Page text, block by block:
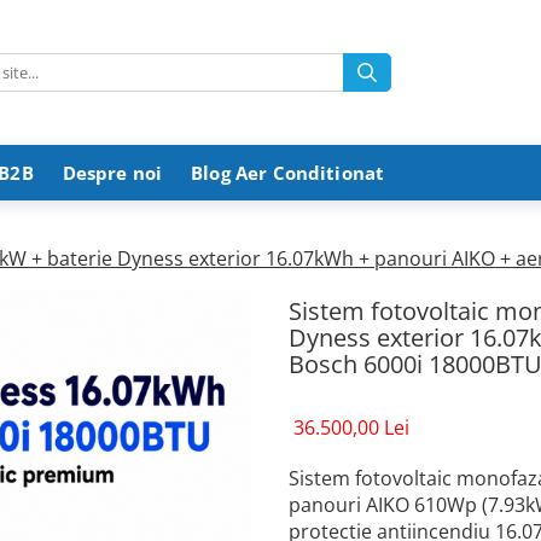
Despre noi Blog Aer Conditionat
+ baterie Dyness exterior 16.07kWh + panouri AIKO +
Sistem fotovoltaic
Dyness exterior
Bosch 6000i 18000BTU
36.500,00 Lei
Sistem fotovoltaic
panouri AIKO 610Wp
protectie antiincendiu